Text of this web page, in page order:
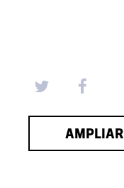
AMPLIAR